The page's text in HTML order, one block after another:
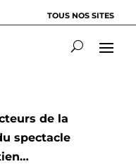
TOUS NOS SITES
de la
spectacle